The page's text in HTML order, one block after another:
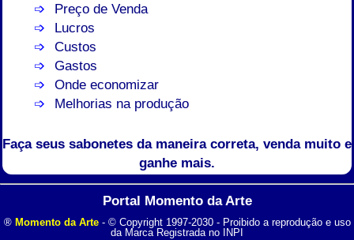
Preço de Venda
Lucros
Custos
Gastos
Onde economizar
Melhorias na produção
Faça seus sabonetes da maneira correta, venda muito e
ganhe mais.
Portal Momento da Arte
® Momento da Arte- © Copyright 1997-2030 - Proibido a reprodução e uso
da Marca Registrada no INPI